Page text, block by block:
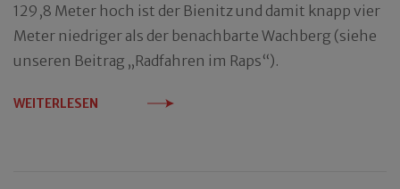
129,8 Meter hoch ist der Bienitz und damit knapp vier
Meter niedriger als der benachbarte Wachberg (siehe
unseren Beitrag „Radfahren im Raps“).
WEITERLESEN